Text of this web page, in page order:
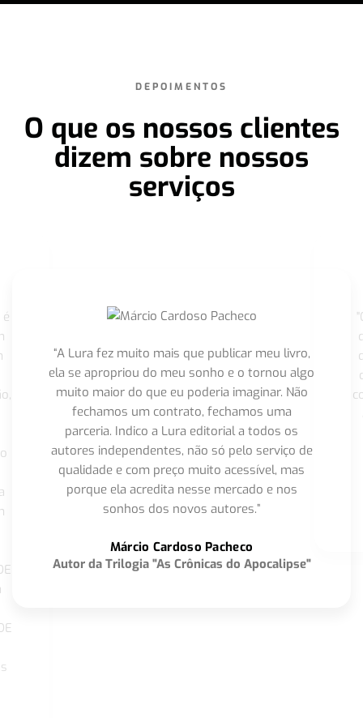
DEPOIMENTOS
O que os nossos clientes
dizem sobre nossos
serviços
“A Lura fez muito mais que publicar meu livro,
ela se apropriou do meu sonho e o tornou algo
muito maior do que eu poderia imaginar. Não
fechamos um contrato, fechamos uma
parceria. Indico a Lura editorial a todos os
autores independentes, não só pelo serviço de
qualidade e com preço muito acessível, mas
porque ela acredita nesse mercado e nos
sonhos dos novos autores.”
Márcio Cardoso Pacheco
Autor da Trilogia "As Crônicas do Apocalipse"